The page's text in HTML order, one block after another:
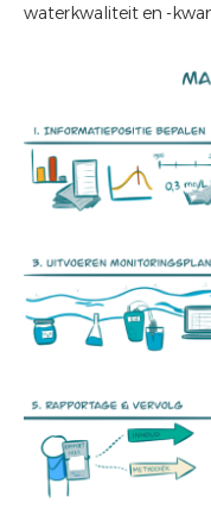
waterkwaliteit en -